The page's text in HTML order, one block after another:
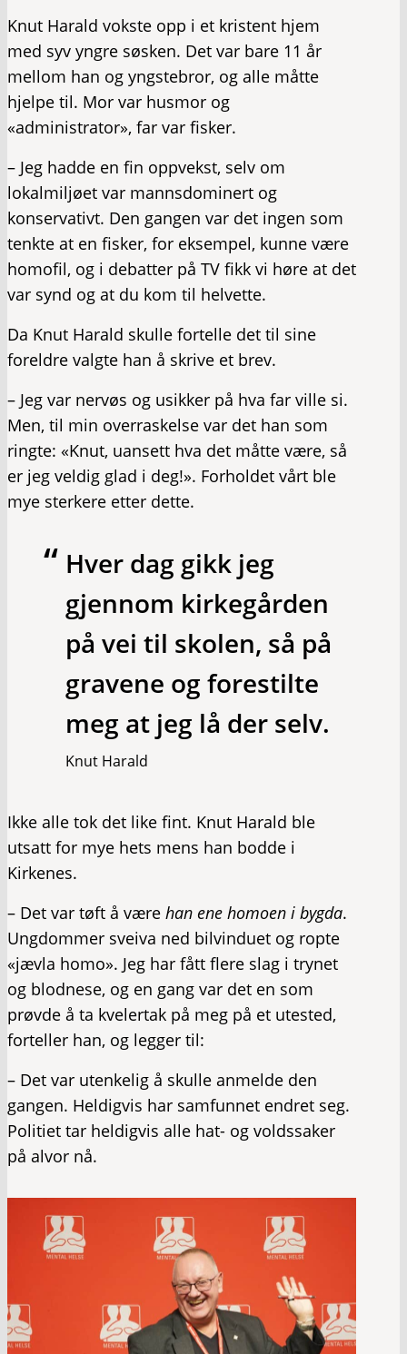
Knut Harald vokste opp i et kristent hjem
med syv yngre søsken. Det var bare 11 år
mellom han og yngstebror, og alle måtte
hjelpe til. Mor var husmor og
«administrator», far var fisker.
– Jeg hadde en fin oppvekst, selv om
lokalmiljøet var mannsdominert og
konservativt. Den gangen var det ingen som
tenkte at en fisker, for eksempel, kunne være
homofil, og i debatter på TV fikk vi høre at det
var synd og at du kom til helvette.
Da Knut Harald skulle fortelle det til sine
foreldre valgte han å skrive et brev.
– Jeg var nervøs og usikker på hva far ville si.
Men, til min overraskelse var det han som
ringte: «Knut, uansett hva det måtte være, så
er jeg veldig glad i deg!». Forholdet vårt ble
mye sterkere etter dette.
Hver dag gikk jeg
gjennom kirkegården
på vei til skolen, så på
gravene og forestilte
meg at jeg lå der selv.
Knut Harald
Ikke alle tok det like fint. Knut Harald ble
utsatt for mye hets mens han bodde i
Kirkenes.
– Det var tøft å være han ene homoen i bygda.
Ungdommer sveiva ned bilvinduet og ropte
«jævla homo». Jeg har fått flere slag i trynet
og blodnese, og en gang var det en som
prøvde å ta kvelertak på meg på et utested,
forteller han, og legger til:
– Det var utenkelig å skulle anmelde den
gangen. Heldigvis har samfunnet endret seg.
Politiet tar heldigvis alle hat- og voldssaker
på alvor nå.